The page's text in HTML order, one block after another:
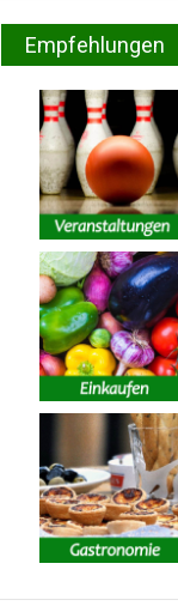
Empfehlungen